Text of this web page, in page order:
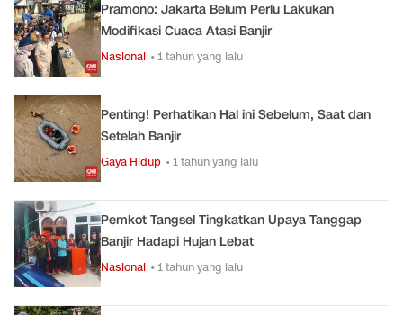
Pramono: Jakarta Belum Perlu Lakukan
Modifikasi Cuaca Atasi Banjir
Nasional • 1 tahun yang lalu
Penting! Perhatikan Hal ini Sebelum, Saat dan
Setelah Banjir
Gaya Hidup • 1 tahun yang lalu
Pemkot Tangsel Tingkatkan Upaya Tanggap
Banjir Hadapi Hujan Lebat
Nasional • 1 tahun yang lalu